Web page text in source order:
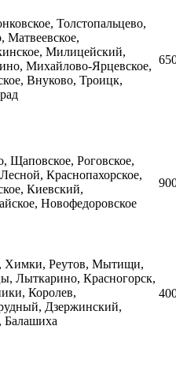
Толстопальцево,
Матвеевское,
Милицейский,
Михайлово-Ярцевское,
Внуково, Троицк,
Щаповское, Роговское,
Краснопахорское,
Киевский,
Новофедоровское
Химки, Реутов, Мытищи,
Лыткарино, Красногорск,
Королев,
Дзержинский,
Балашиха